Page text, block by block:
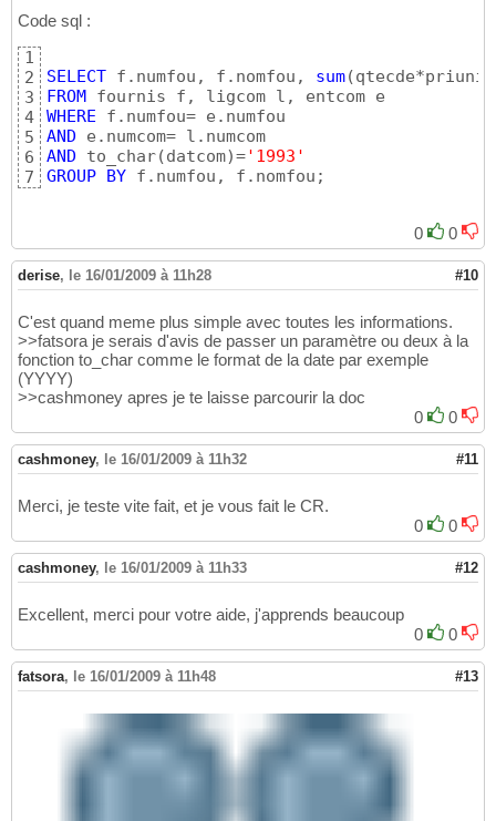
Code sql :
1
2
3
4
5
6
7
SELECT f.numfou, f.nomfou, sum(qtecde*priuni*
FROM
WHERE
AND
AND to_char(datcom)='1993'
GROUP
BY f.numfou, f.nomfou;
0 0
derise, le 16/01/2009 à 11h28 #10
C'est quand meme plus simple avec toutes les informations.
>>fatsora je serais d'avis de passer un paramètre ou deux à la
fonction to_char comme le format de la date par exemple
(YYYY)
>>cashmoney apres je te laisse parcourir la doc
0
0
cashmoney, le 16/01/2009 à 11h32 #11
Merci, je teste vite fait, et je vous fait le CR.
0
0
cashmoney, le 16/01/2009 à 11h33 #12
Excellent, merci pour votre aide, j'apprends beaucoup
0
0
fatsora, le 16/01/2009 à 11h48 #13